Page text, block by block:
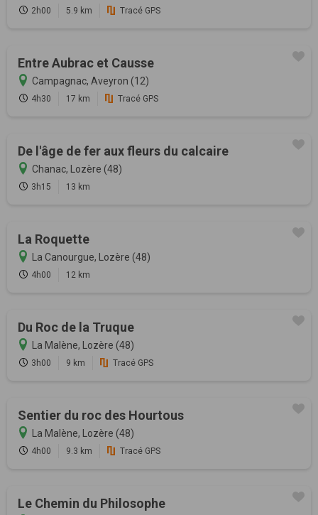
2h00 5.9 km Tracé GPS
Entre Aubrac et Causse
Campagnac, Aveyron (12)
4h30 17 km Tracé GPS
De l'âge de fer aux fleurs du calcaire
Chanac, Lozère (48)
3h15 13 km
La Roquette
La Canourgue, Lozère (48)
4h00 12 km
Du Roc de la Truque
La Malène, Lozère (48)
3h00 9 km Tracé GPS
Sentier du roc des Hourtous
La Malène, Lozère (48)
4h00 9.3 km Tracé GPS
Le Chemin du Philosophe